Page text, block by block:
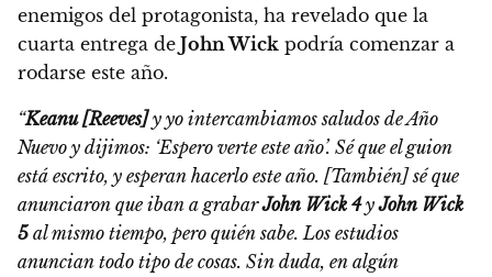
enemigos del protagonista, ha revelado que la
cuarta entrega de John Wick podría comenzar a
rodarse este año.
“Keanu [Reeves]y yo intercambiamos saludos de Año
Nuevo y dijimos: ‘Espero verte este año’. Sé que el guion
está escrito, y esperan hacerlo este año. [También] sé que
anunciaron que iban a grabarJohn Wick 4yJohn Wick
5 al mismo tiempo, pero quién sabe. Los estudios
anuncian todo tipo de cosas. Sin duda, en algún